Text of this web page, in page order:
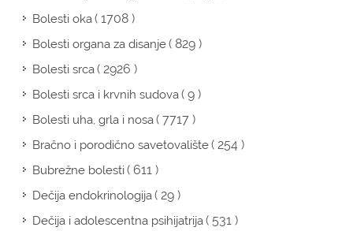
Bolesti oka( 1708 )
Bolesti organa za disanje( 829 )
Bolesti srca( 2926 )
Bolesti srca i krvnih sudova( 9 )
Bolesti uha, grla i nosa( 7717 )
Bračno i porodično savetovalište( 254 )
Bubrežne bolesti( 611 )
Dečija endokrinologija( 29 )
Dečija i adolescentna psihijatrija( 531 )